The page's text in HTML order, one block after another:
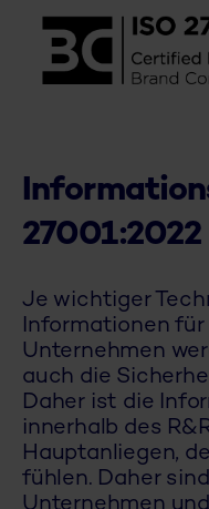
27001:2022
Je wichtiger
Informationen für
Unternehmen
auch die
Daher ist die
innerhalb des
Hauptanliegen,
fühlen. Daher